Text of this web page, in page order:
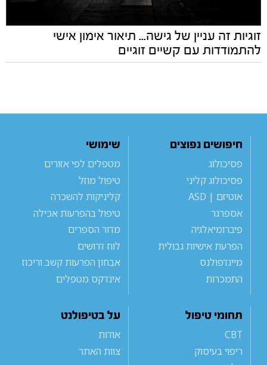
זוגיות זה עניין של גישה... תיאור אימון אישי
להתמודדות עם קשיים זוגיים
חיפושים נפוצים
פסיכולוג
פסיכולוג קליני
אוטיזם | ASD
אספרגר
פיברומיאלגיה
הפרעת אישיות גבולית
מיינדפולנס
התמכרות
שימושי
מטפלים לפי אזורים
טיפול מוזל
קליניקות להשכרה
טיפול בהפרעות אכילה
מדור הספרים
לוח דרושים
אבחון הפרעות קשב וריכוז
אינדקס מטפלים
תחומי טיפול
CBT
ריפוי בעיסוק
על בטיפולנט
אודות
צוות האתר